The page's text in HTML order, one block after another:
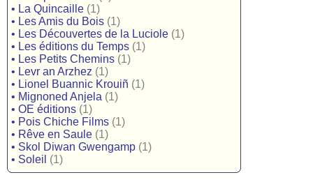
• La Quincaille (1)
• Les Amis du Bois (1)
• Les Découvertes de la Luciole (1)
• Les éditions du Temps (1)
• Les Petits Chemins (1)
• Levr an Arzhez (1)
• Lionel Buannic Krouiñ (1)
• Mignoned Anjela (1)
• OE éditions (1)
• Pois Chiche Films (1)
• Rêve en Saule (1)
• Skol Diwan Gwengamp (1)
• Soleil (1)